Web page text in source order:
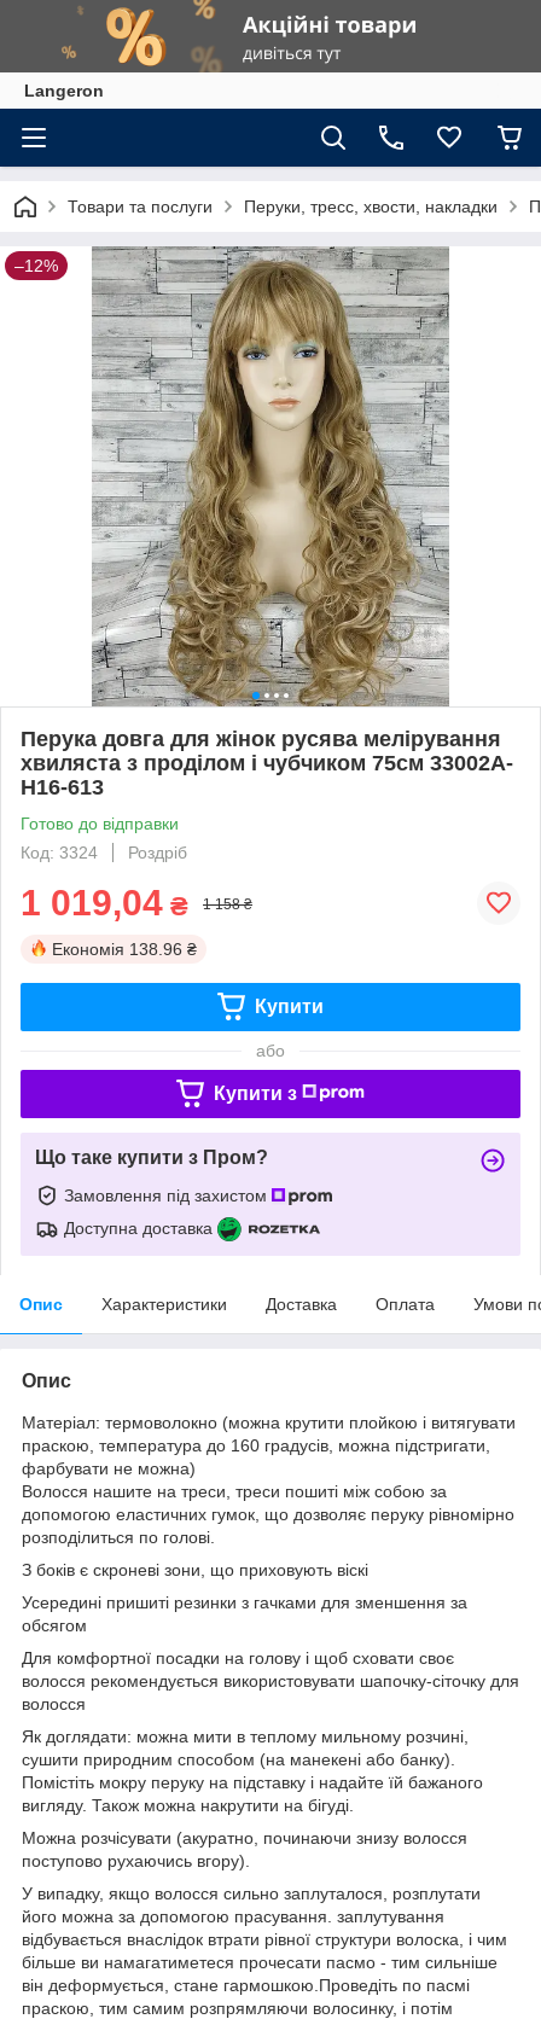
Langeron
Товари та послуги Перуки, тресс, хвости, накладки
–12%
Перука довга для жінок русява мелірування
хвиляста з проділом і чубчиком 75см 33002А-
H16-613
Готово до відправки
Код: 3324
Роздріб
1 019,04 ₴ 1 158 ₴
Економія 138.96 ₴
Купити
або
Купити з
Що таке купити з Пром?
Замовлення під захистом
Доступна доставка
Опис Характеристики Доставка Оплата Умови
Опис
Матеріал: термоволокно (можна крутити плойкою і витягувати
праскою, температура до 160 градусів, можна підстригати,
фарбувати не можна)
Волосся нашите на треси, треси пошиті між собою за
допомогою еластичних гумок, що дозволяє перуку рівномірно
розподілиться по голові.
З боків є скроневі зони, що приховують віскі
Усередині пришиті резинки з гачками для зменшення за
обсягом
Для комфортної посадки на голову і щоб сховати своє
волосся рекомендується використовувати шапочку-сіточку для
волосся
Як доглядати: можна мити в теплому мильному розчині,
сушити природним способом (на манекені або банку).
Помістіть мокру перуку на підставку і надайте їй бажаного
вигляду. Також можна накрутити на бігуді.
Можна розчісувати (акуратно, починаючи знизу волосся
поступово рухаючись вгору).
У випадку, якщо волосся сильно заплуталося, розплутати
його можна за допомогою прасування. заплутування
відбувається внаслідок втрати рівної структури волоска, і чим
більше ви намагатиметеся прочесати пасмо - тим сильніше
він деформується, стане гармошкою.Проведіть по пасмі
праскою, тим самим розпрямляючи волосинку, і потім